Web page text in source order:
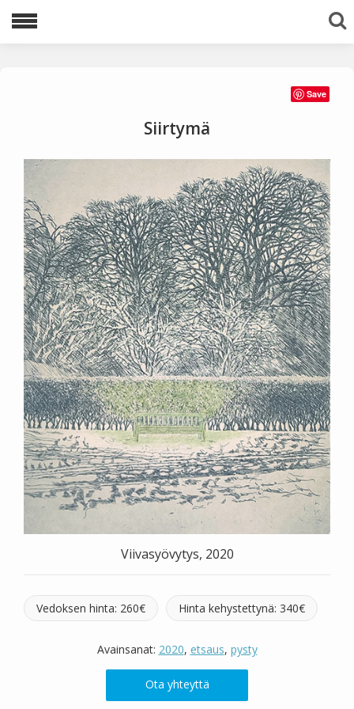
2009 2010
2011 2012 2013 2016 2020
2021 akvatinta Ariadnen lanka avaruus
egyptit etsaus kuivaneula mezzotinto
pysty tuolit vaaka viestejä
Valitse väri
Hae sivustolta
Save
Siirtymä
Viivasyövytys, 2020
Vedoksen hinta: 260€ Hinta kehystettynä: 340€
Avainsanat: 2020, etsaus, pysty
Ota yhteyttä